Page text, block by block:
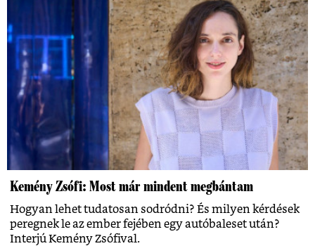
Kemény Zsófi: Most már mindent megbántam
Hogyan lehet tudatosan sodródni? És milyen kérdések
peregnek le az ember fejében egy autóbaleset után?
Interjú Kemény Zsófival.